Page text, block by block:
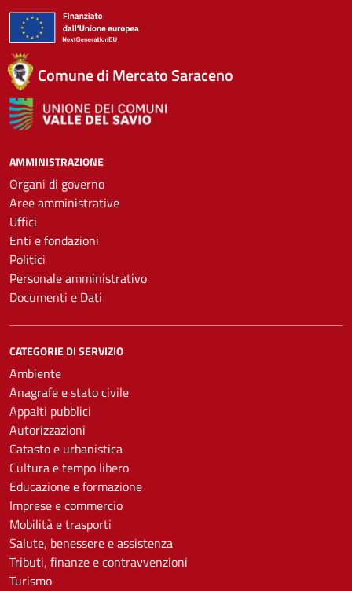
Comune di Mercato Saraceno
AMMINISTRAZIONE
Organi di governo
Aree amministrative
Uffici
Enti e fondazioni
Politici
Personale amministrativo
Documenti e Dati
CATEGORIE DI SERVIZIO
Ambiente
Anagrafe e stato civile
Appalti pubblici
Autorizzazioni
Catasto e urbanistica
Cultura e tempo libero
Educazione e formazione
Imprese e commercio
Mobilità e trasporti
Salute, benessere e assistenza
Tributi, finanze e contravvenzioni
Turismo